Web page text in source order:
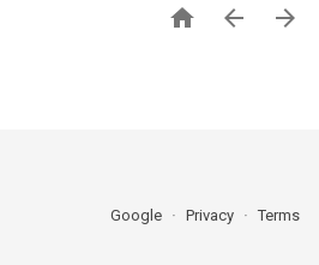
  
Google Privacy Terms